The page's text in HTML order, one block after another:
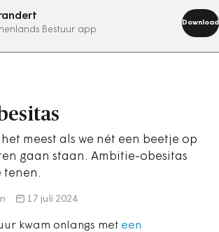
Bestuur app
Download
abonneer nu
meest als we nét een beetje op
gaan staan. Ambitie-obesitas
tenen.
17 juli 2024
kwam onlangs met een